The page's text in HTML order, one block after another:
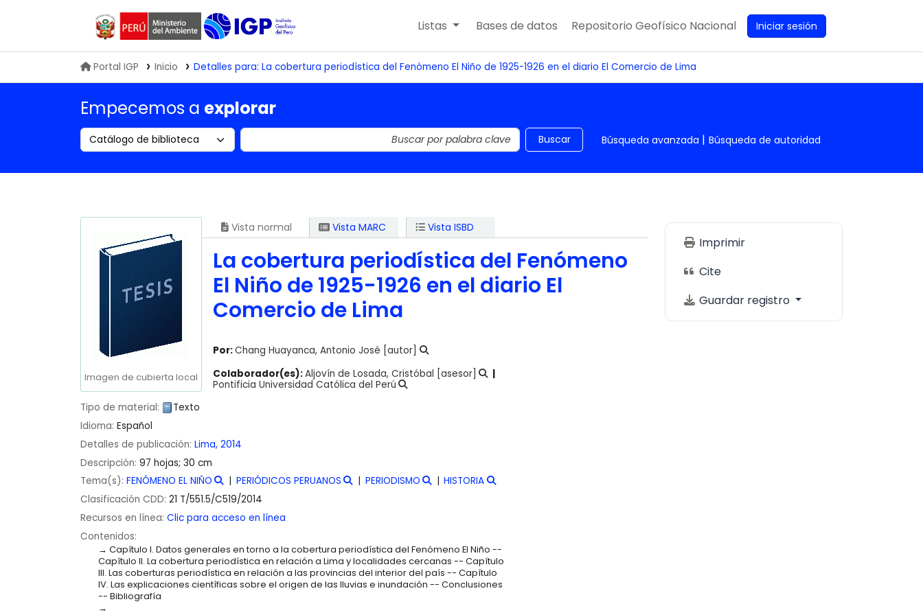
Biblioteca IGP
Listas Bases de datos Repositorio Geofísico Nacional Iniciar sesión
Portal IGP Inicio Detalles para: La cobertura periodística del Fenómeno El Niño de 1925-1926 en el diario El Comercio de Lima
Empecemos a explorar
Search the catalog by: Buscar en el catálogo por palabra clave Buscar Búsqueda avanzada Búsqueda de autoridad
Imagen de cubierta local
Vista normal Vista MARC Vista ISBD
La cobertura periodística del Fenómeno
El Niño de 1925-1926 en el diario El
Comercio de Lima
Por:Chang Huayanca, Antonio José [autor]
Colaborador(es):Aljovín de Losada, Cristóbal [asesor]
Pontificia Universidad Católica del Perú
Tipo de material:
Texto
Idioma: Español
Detalles de publicación: Lima, 2014
Descripción: 97 hojas; 30 cm
Tema(s): FENÓMENO EL NIÑO PERIÓDICOS PERUANOS PERIODISMO
HISTORIA
Clasificación CDD: 21 T/551.5/C519/2014
Recursos en línea: Clic para acceso en línea
Contenidos:
Capítulo I. Datos generales en torno a la cobertura periodística del Fenómeno El Niño --
Capítulo II. La cobertura periodística en relación a Lima y localidades cercanas -- Capítulo
III. Las coberturas periodística en relación a las provincias del interior del país -- Capítulo
IV. Las explicaciones científicas sobre el origen de las lluvias e inundación -- Conclusiones
-- Bibliografía
Imprimir
Cite
Guardar registro